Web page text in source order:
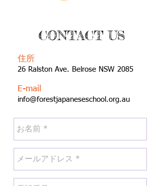
CONTACT US
住所
26 Ralston Ave. Belrose NSW 2085
E-mail
info@forestjapaneseschool.org.au